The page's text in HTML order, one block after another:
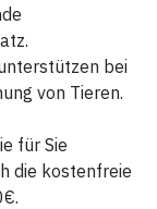
bei
von Tieren.
für Sie
die kostenfreie